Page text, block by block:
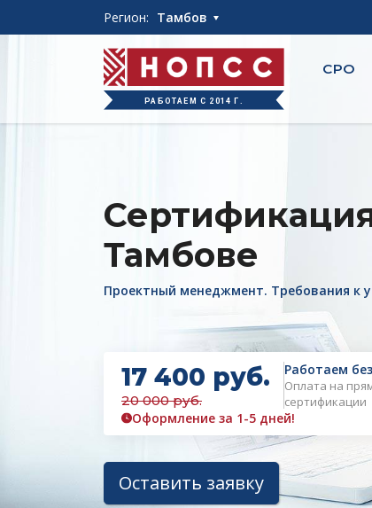
Регион: Тамбов
РАБОТАЕМ С 2014 Г.
СРО
Тамбове
Проектный менеджмент. Требования к
17 400 руб.
20 000 руб.
Работаем
Оплата на
сертификации
Оформление за 1-5 дней!
Оставить заявку